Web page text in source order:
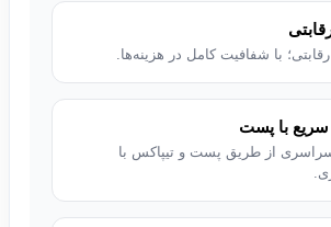
با شفافیت کامل در هزینه‌ها.
سریع با پست
از طریق پست و تیپاکس با